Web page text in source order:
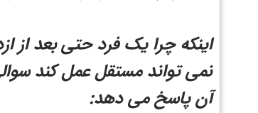
اینکه چرا یک فرد حتی بعد از
نمی تواند مستقل عمل کند
آن پاسخ می دهد: